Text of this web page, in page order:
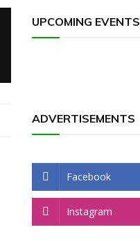
UPCOMING EVENTS
ADVERTISEMENTS
Facebook
Instagram